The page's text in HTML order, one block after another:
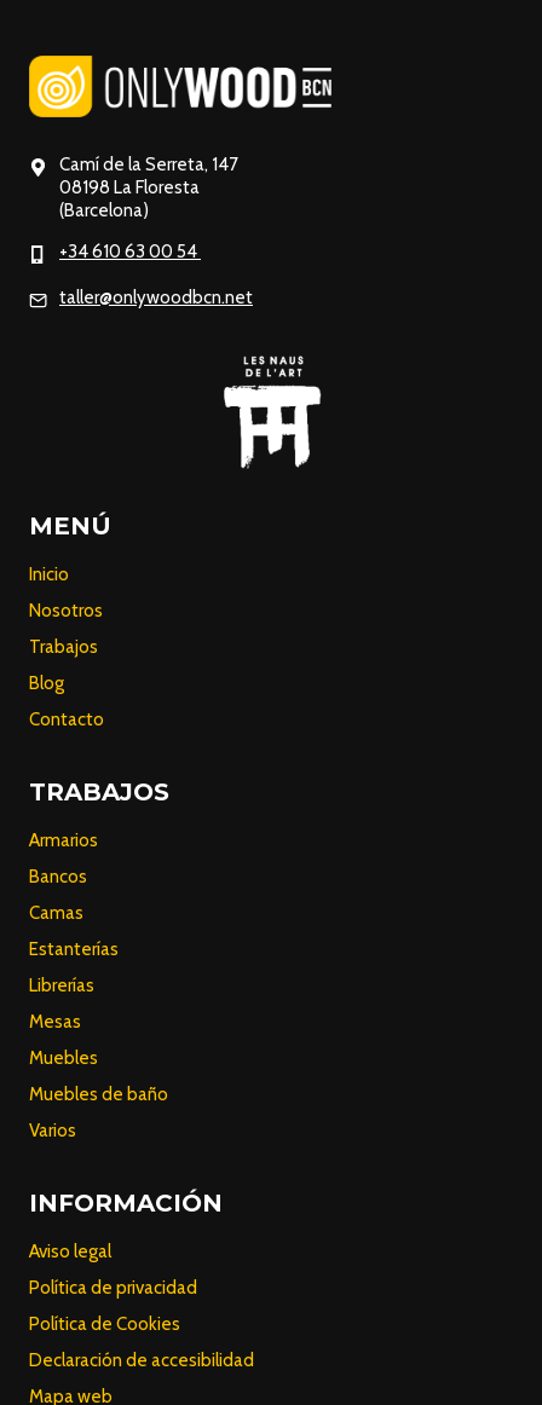
MADERA
DE
HANS
Camí de la Serreta, 147
08198 La Floresta
(Barcelona)
+34 610 63 00 54
taller@onlywoodbcn.net
MENÚ
Inicio
Nosotros
Trabajos
Blog
Contacto
TRABAJOS
Armarios
Bancos
Camas
Estanterías
Librerías
Mesas
Muebles
Muebles de baño
Varios
INFORMACIÓN
Aviso legal
Política de privacidad
Política de Cookies
Declaración de accesibilidad
Mapa web